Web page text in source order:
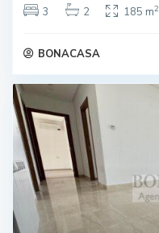
3
2 185 m2
BONACASA